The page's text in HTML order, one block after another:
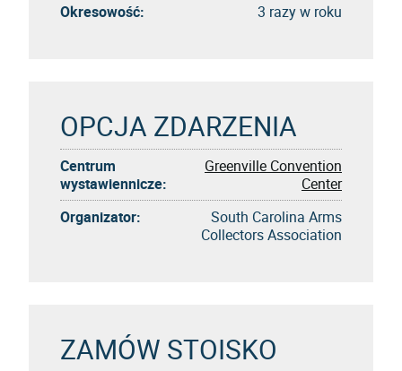
Okresowość:
3 razy w roku
OPCJA ZDARZENIA
Centrum
wystawiennicze:
Greenville Convention
Center
Organizator:
South Carolina Arms
Collectors Association
ZAMÓW STOISKO